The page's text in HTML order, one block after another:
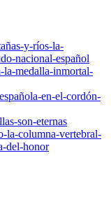
y-ríos-la-
nacional-español
medalla-inmortal-
en-el-cordón-
son-eternas
la-columna-vertebral-
del-honor